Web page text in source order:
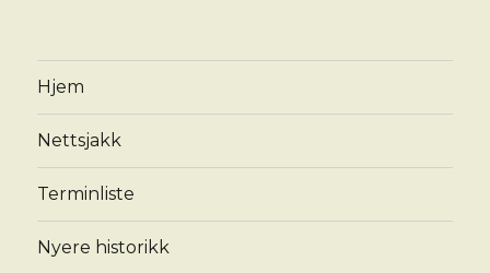
Hjem
Nettsjakk
Terminliste
Nyere historikk